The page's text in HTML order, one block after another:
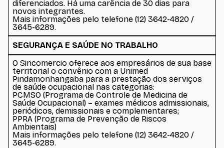
diferenciados. Há uma carência de 30 dias para
novos integrantes.
Mais informações pelo telefone (12) 3642-4820 /
3645-6289.
SEGURANÇA E SAÚDE NO TRABALHO
O Sincomercio oferece aos empresários de sua base
territorial o convênio com a Unimed
Pindamonhangaba para a prestação dos serviços
de saúde ocupacional nas categorias:
PCMSO (Programa de Controle de Medicina de
Saúde Ocupacional) – exames médicos admissionais,
periódicos, demissionais e complementares;
PPRA (Programa de Prevenção de Riscos
Ambientais)
Mais informações pelo telefone (12) 3642-4820 /
3645-6289.